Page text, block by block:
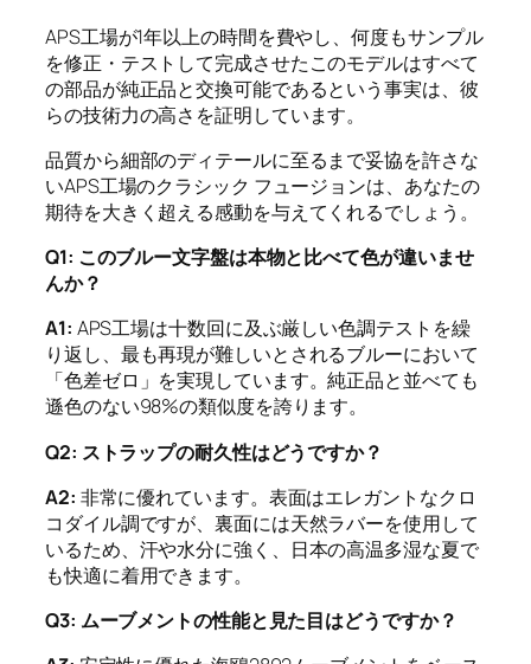
APS工場が1年以上の時間を費やし、何度もサンプル
を修正・テストして完成させたこのモデルはすべて
の部品が純正品と交換可能であるという事実は、彼
らの技術力の高さを証明しています。
品質から細部のディテールに至るまで妥協を許さな
いAPS工場のクラシック フュージョンは、あなたの
期待を大きく超える感動を与えてくれるでしょう。
Q1: このブルー文字盤は本物と比べて色が違いませ
んか？
A1: APS工場は十数回に及ぶ厳しい色調テストを繰
り返し、最も再現が難しいとされるブルーにおいて
「色差ゼロ」を実現しています。純正品と並べても
遜色のない98%の類似度を誇ります。
Q2: ストラップの耐久性はどうですか？
A2: 非常に優れています。表面はエレガントなクロ
コダイル調ですが、裏面には天然ラバーを使用して
いるため、汗や水分に強く、日本の高温多湿な夏で
も快適に着用できます。
Q3: ムーブメントの性能と見た目はどうですか？